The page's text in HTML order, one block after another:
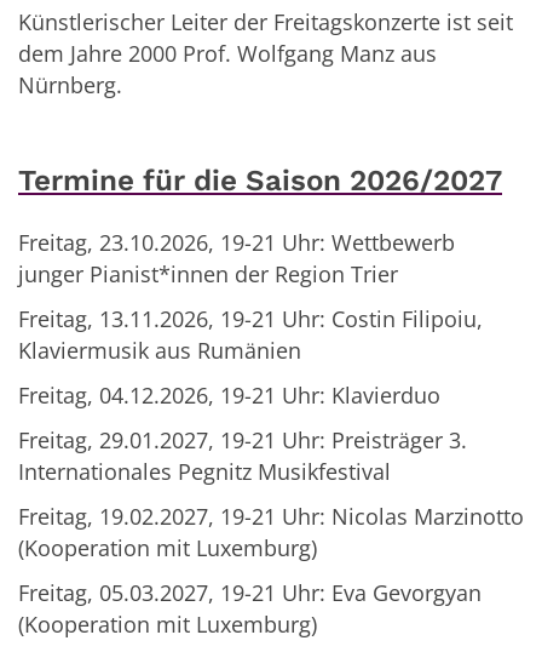
Künstlerischer Leiter der Freitagskonzerte ist seit
dem Jahre 2000 Prof. Wolfgang Manz aus
Nürnberg.
Termine für die Saison 2026/2027
Freitag, 23.10.2026, 19-21 Uhr: Wettbewerb
junger Pianist*innen der Region Trier
Freitag, 13.11.2026, 19-21 Uhr: Costin Filipoiu,
Klaviermusik aus Rumänien
Freitag, 04.12.2026, 19-21 Uhr: Klavierduo
Freitag, 29.01.2027, 19-21 Uhr: Preisträger 3.
Internationales Pegnitz Musikfestival
Freitag, 19.02.2027, 19-21 Uhr: Nicolas Marzinotto
(Kooperation mit Luxemburg)
Freitag, 05.03.2027, 19-21 Uhr: Eva Gevorgyan
(Kooperation mit Luxemburg)